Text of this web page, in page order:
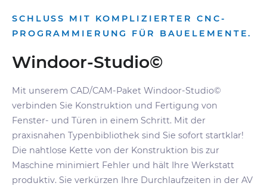
SCHLUSS MIT KOMPLIZIERTER CNC-
PROGRAMMIERUNG FÜR BAUELEMENTE.
Windoor-Studio©
Mit unserem CAD/CAM-Paket Windoor-Studio©
verbinden Sie Konstruktion und Fertigung von
Fenster- und Türen in einem Schritt. Mit der
praxisnahen Typenbibliothek sind Sie sofort startklar!
Die nahtlose Kette von der Konstruktion bis zur
Maschine minimiert Fehler und hält Ihre Werkstatt
produktiv. Sie verkürzen Ihre Durchlaufzeiten in der AV